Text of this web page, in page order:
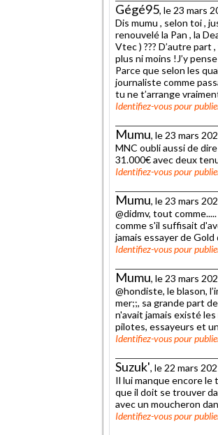
Gégé95, le 23 mars
Dis mumu , selon toi ,
renouvelé la Pan , la
Vtec ) ??? D’autre part
plus ni moins !J’y
Parce que selon les
journaliste comme
tu ne t’arrange
Identifiez-vouspour
Mumu, le 23 mars
MNC oubli aussi de
31.000€ avec deux
Identifiez-vouspour
Mumu, le 23 mars
@didmv, tout
comme s'il suffisait
jamais essayer de
Identifiez-vouspour
Mumu, le 23 mars
@hondiste, le blason,
mer;;, sa grande part
n'avait jamais existé
pilotes, essayeurs et
Identifiez-vouspour
Suzuk', le 22 mars
Il lui manque encore
que il doit se trouver
avec un moucheron
Identifiez-vouspour